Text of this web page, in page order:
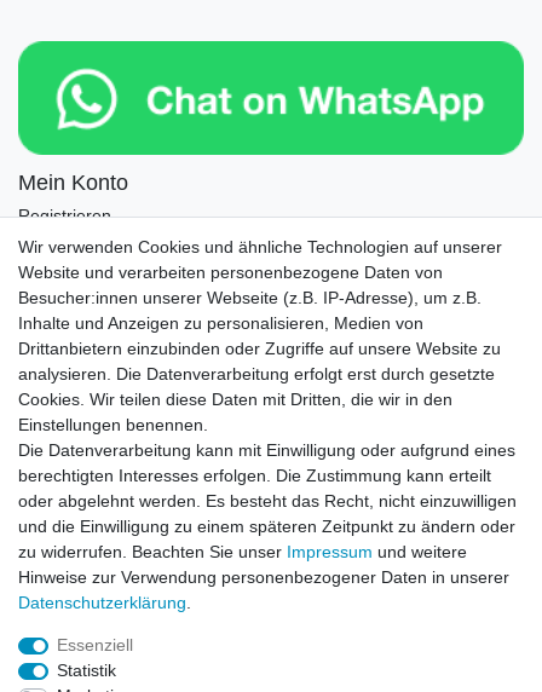
Mein Konto
Registrieren
Login
Newsletter
E-MAIL **
Newsletter
Honig
Hiermit bestätige ich, dass ich die
Einwilligung kann ich jederzeit widerrufen.**
Abonnieren
** Hierbei handelt es sich um ein Pflichtfeld.
Wir verwenden Cookies und ähnliche Technologien auf unserer
Website und verarbeiten personenbezogene Daten von
Besucher:innen unserer Webseite (z.B. IP-Adresse), um z.B.
Inhalte und Anzeigen zu personalisieren, Medien von
Drittanbietern einzubinden oder Zugriffe auf unsere Website zu
analysieren. Die Datenverarbeitung erfolgt erst durch gesetzte
Cookies. Wir teilen diese Daten mit Dritten, die wir in den
Einstellungen benennen.
Die Datenverarbeitung kann mit Einwilligung oder aufgrund eines
berechtigten Interesses erfolgen. Die Zustimmung kann erteilt
oder abgelehnt werden. Es besteht das Recht, nicht einzuwilligen
und die Einwilligung zu einem späteren Zeitpunkt zu ändern oder
zu widerrufen. Beachten Sie unser Impressum und weitere
Hinweise zur Verwendung personenbezogener Daten in unserer
Daten­schutz­erklärung
Essenziell
Statistik